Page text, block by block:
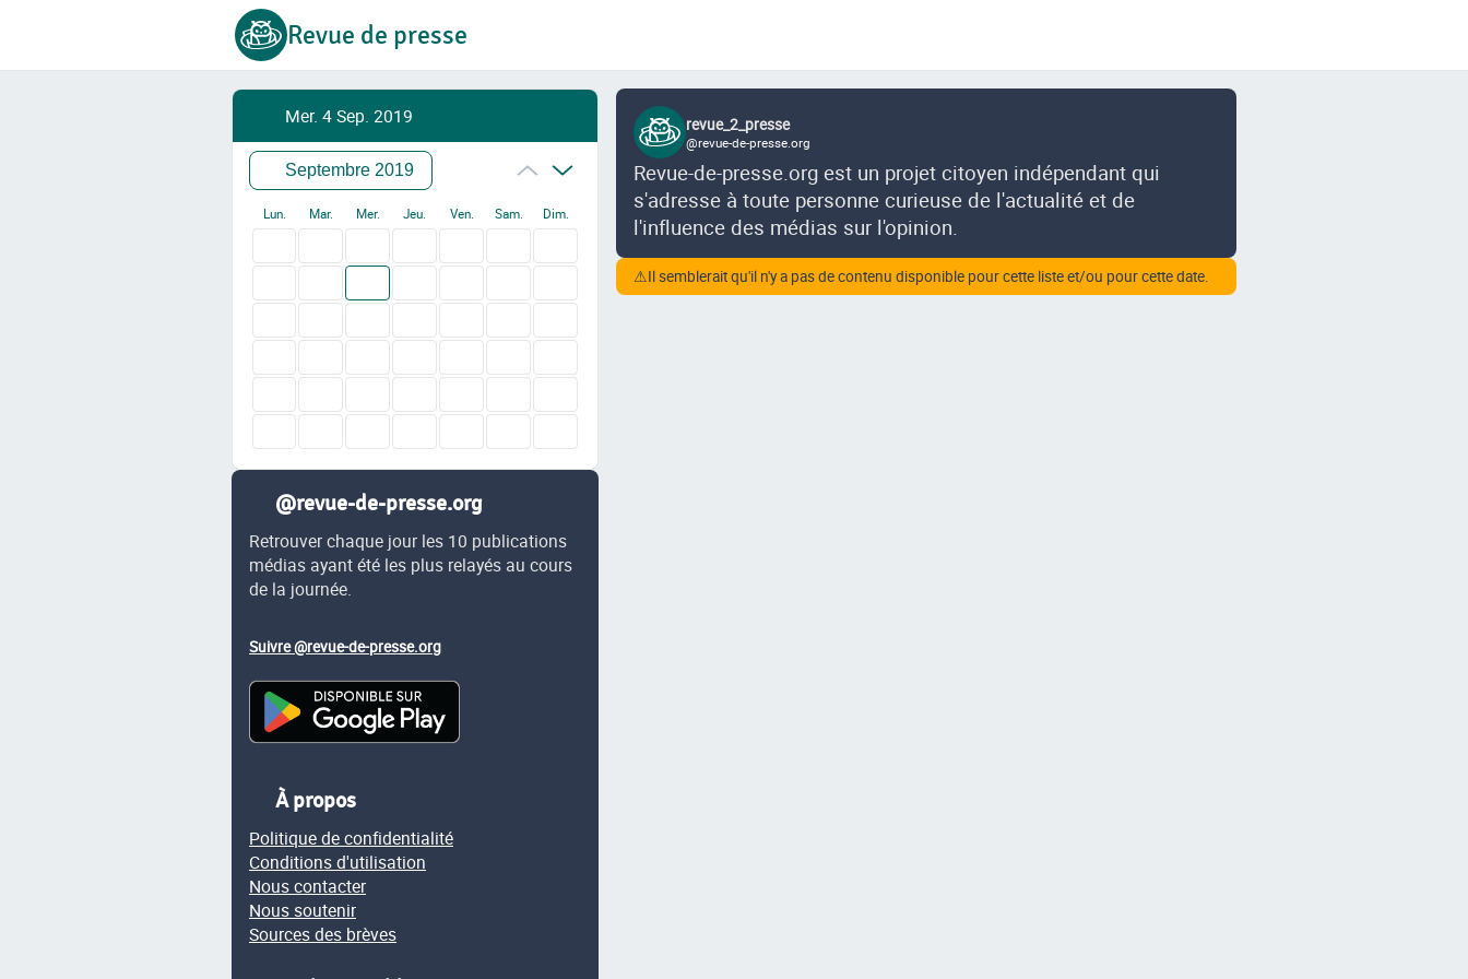
Revue de presse
Mer. 4 Sep. 2019
Septembre 2019
Lun. Mar. Mer. Jeu. Ven. Sam. Dim.
@revue-de-presse.org
Retrouver chaque jour les 10 publications
médias ayant été les plus relayés au cours
de la journée.
Suivre @revue-de-presse.org
À propos
Politique de confidentialité
Conditions d'utilisation
Nous contacter
Nous soutenir
Sources des brèves
revue_2_presse
@revue-de-presse.org
Revue-de-presse.org est un projet citoyen indépendant qui
s'adresse à toute personne curieuse de l'actualité et de
l'influence des médias sur l'opinion.
⚠Il semblerait qu'il n'y a pas de contenu disponible pour cette liste et/ou pour cette date.